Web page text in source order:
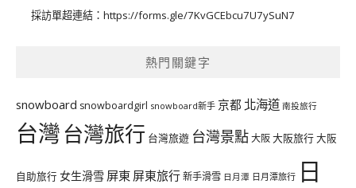
採訪單超連結： https://forms.gle/7KvGCEbcu7U7ySuN7
熱門關鍵字
snowboard snowboardgirl snowboard新手 京都 北海道 南投旅行
台灣台灣旅行 台灣旅遊 台灣景點大阪大阪旅行大阪
自助旅行 女生滑雪 屏東 屏東旅行新手滑雪 日月潭 日月潭旅行 日